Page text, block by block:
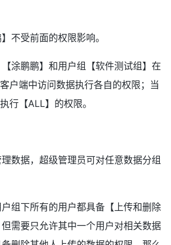
不受前面的权限影响。
涂鹏鹏】和用户组【软件测试组】在
户端中访问数据执行各自的权限；当
行【ALL】的权限。
数据，超级管理员可对任意数据分组
组下所有的用户都具备【上传和删除
需要只允许其中一个用户对相关数据